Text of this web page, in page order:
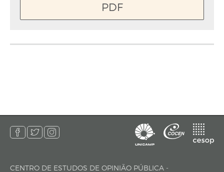
PDF
endereço
CENTRO DE ESTUDOS DE OPINIÃO PÚBLICA -